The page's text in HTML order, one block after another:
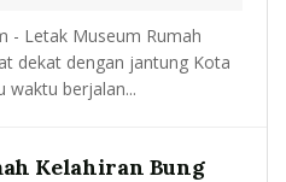
- Letak Museum Rumah
dekat dengan jantung Kota
waktu berjalan...
Kelahiran Bung